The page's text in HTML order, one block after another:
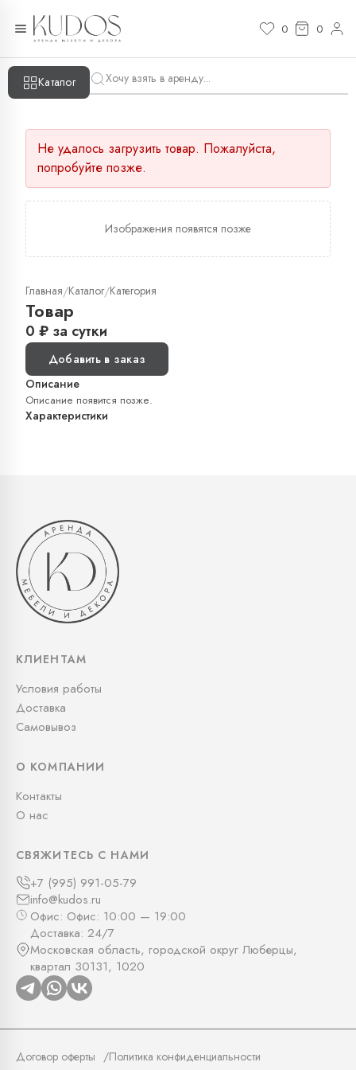
0 0
Каталог
Не удалось загрузить товар. Пожалуйста,
попробуйте позже.
Изображения появятся позже
Главная/Каталог/Категория
Товар
0 ₽ за сутки
Добавить в заказ
Описание
Описание появится позже.
Характеристики
КЛИЕНТАМ
Условия работы
Доставка
Самовывоз
О КОМПАНИИ
Контакты
О нас
СВЯЖИТЕСЬ С НАМИ
+7 (995) 991-05-79
info@kudos.ru
Офис: Офис: 10:00 — 19:00
Доставка: 24/7
Московская область, городской округ Люберцы,
квартал 30131, 1020
Договор оферты Политика конфиденциальности